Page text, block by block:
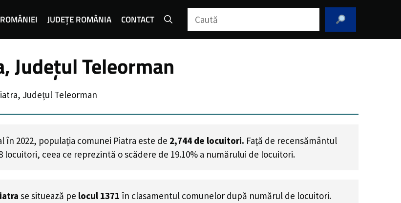
JUDEȚE ROMÂNIA CONTACT Caută
Județul Teleorman
Județul Teleorman
2022, populația comunei Piatra este de 2,744 de locuitori. Față de recensământul
locuitori, ceea ce reprezintă o scădere de 19.10% a numărului de locuitori.
se situează pe locul 1371 în clasamentul comunelor după numărul de locuitori.